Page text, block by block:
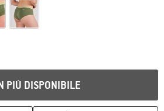
PIÙ DISPONIBILE